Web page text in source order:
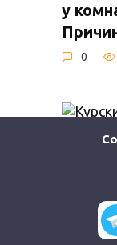
у
0